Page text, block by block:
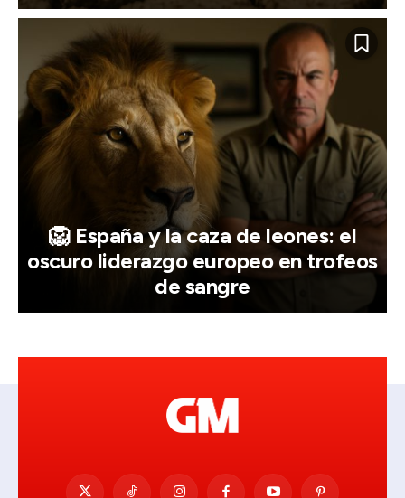
🦁 España y la caza de leones: el
oscuro liderazgo europeo en trofeos
de sangre